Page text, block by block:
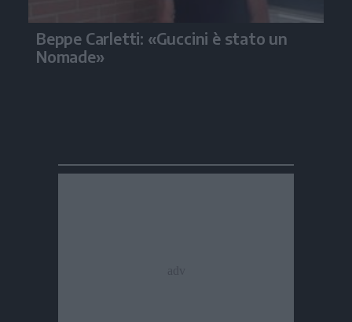
Beppe Carletti: «Guccini è stato un
Nomade»